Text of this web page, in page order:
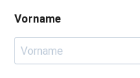
Vorname